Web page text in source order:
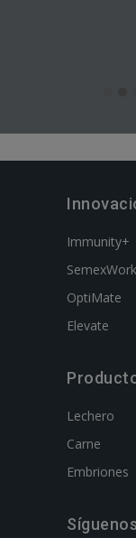
Immunity+
OptiMate
Elevate
Lechero
Carne
Embriones
Síguenos